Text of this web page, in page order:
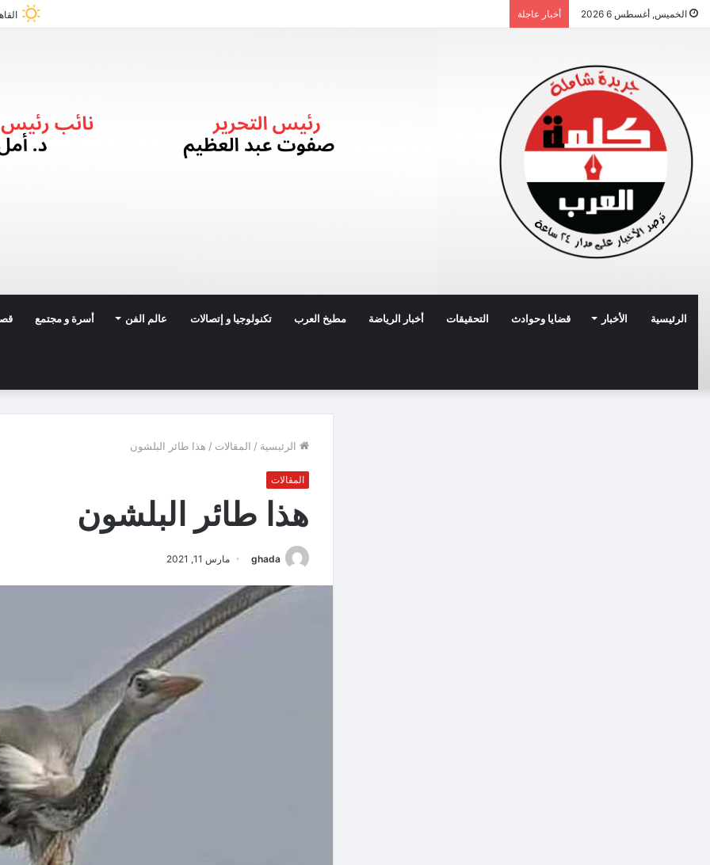
الخميس, أغسطس 6 2026 أخبار عاجلة
الرئيسية الأخبار قضايا وحوادث التحقيقات أخبار الرياضة مطبخ العرب تكنولوجيا و إتصالات عالم الفن أسرة و مجتمع
الرئيسية / المقالات / هذا طائر البلشون
المقالات
هذا طائر البلشون
ghada مارس 11, 2021